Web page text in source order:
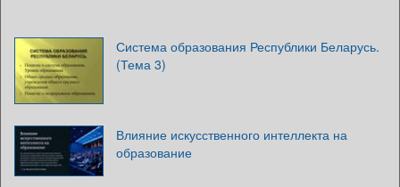
Система образования Республики Беларусь.
(Тема 3)
Влияние искусственного интеллекта на
образование